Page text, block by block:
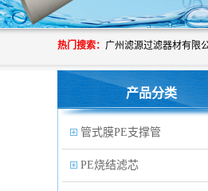
热门搜索：
产品分类
管式膜PE支撑管
PE烧结滤芯